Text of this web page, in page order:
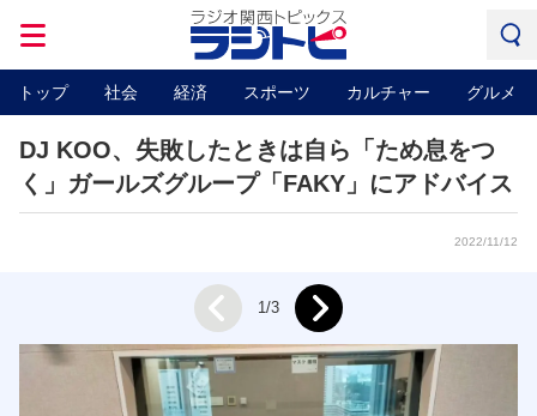
トップ 社会 経済 スポーツ カルチャー グルメ
DJ KOO、失敗したときは自ら「ため息をつ
く」ガールズグループ「FAKY」にアドバイス
2022/11/12
Prev 1/3 Next